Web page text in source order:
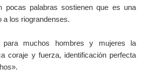
pocas palabras sostienen que es una
a los riograndenses.
para muchos hombres y mujeres la
coraje y fuerza, identificación perfecta